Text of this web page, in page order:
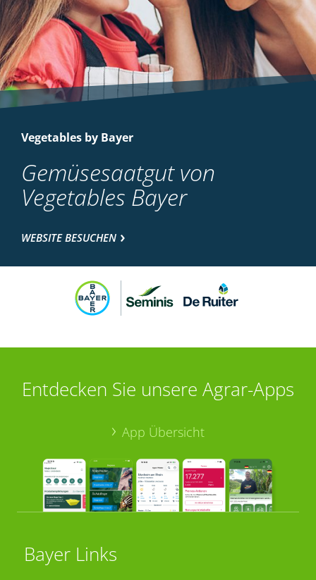
Vegetables by Bayer
Gemüsesaatgut von
Vegetables Bayer
WEBSITE BESUCHEN
Entdecken Sie unsere Agrar-Apps
App Übersicht
Bayer Links